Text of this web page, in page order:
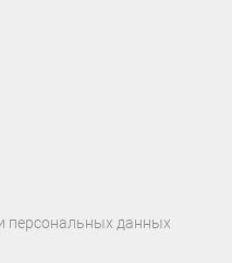
персональных данных